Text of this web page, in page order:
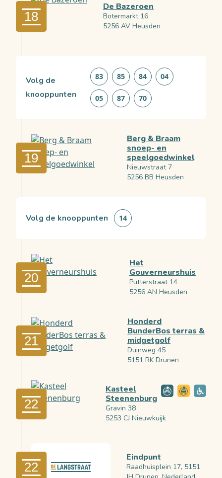
18
De Bazeroen
Botermarkt 16
5256 AV Heusden
Volg de
knooppunten
83 85 84 04
05 87 70
19
Berg & Braam
snoep- en
speelgoedwinkel
Nieuwstraat 7
5256 BB Heusden
Volg de knooppunten 14
20
Het
Gouverneurshuis
Putterstraat 14
5256 AN Heusden
21
Honderd
BunderBos terras &
midgetgolf
Duinweg 45
5151 RK Drunen
22
Kasteel
Steenenburg
Gravin 38
5253 CJ Nieuwkuijk
22
Eindpunt
Raadhuisplein 17, 5151